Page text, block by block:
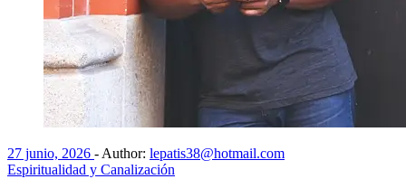
27 junio, 2026 - Author: lepatis38@hotmail.com
Espiritualidad y Canalización